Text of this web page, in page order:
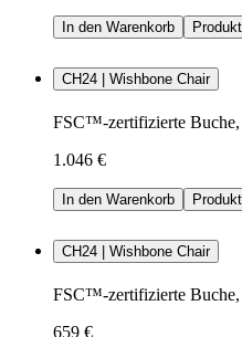
In den Warenkorb
CH24 | Wishbone Chair
FSC™-zertifizierte Buche,
1.046 €
In den Warenkorb
CH24 | Wishbone Chair
FSC™-zertifizierte Buche,
659 €